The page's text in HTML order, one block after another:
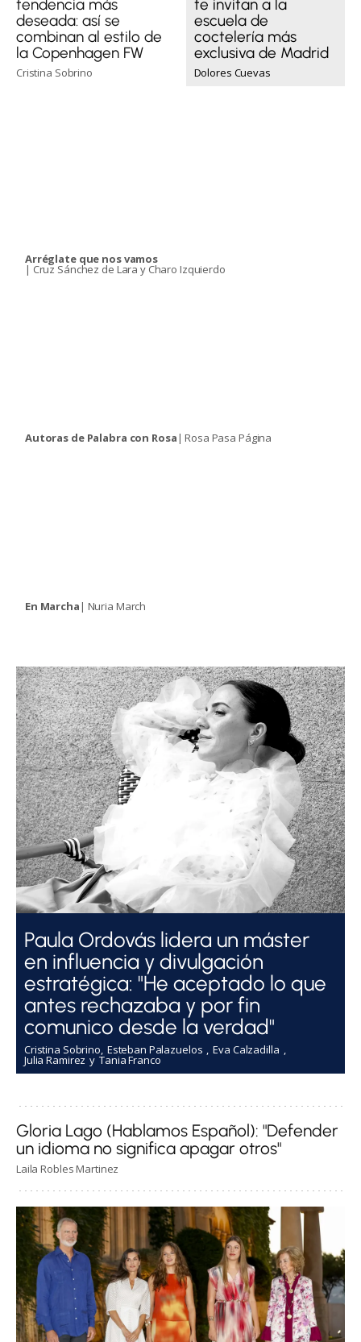
tendencia más
deseada: así se
combinan al estilo de
la Copenhagen FW
Cristina Sobrino
te invitan a la
escuela de
coctelería más
exclusiva de Madrid
Dolores Cuevas
Arréglate que nos vamos
| Cruz Sánchez de Lara y Charo Izquierdo
Autoras de Palabra con Rosa| Rosa Pasa Página
En Marcha| Nuria March
Paula Ordovás lidera un máster
en influencia y divulgación
estratégica: "He aceptado lo que
antes rechazaba y por fin
comunico desde la verdad"
Cristina Sobrino Esteban Palazuelos Eva Calzadilla
Julia Ramirez Tania Franco
Gloria Lago (Hablamos Español): "Defender
un idioma no significa apagar otros"
Laila Robles Martinez